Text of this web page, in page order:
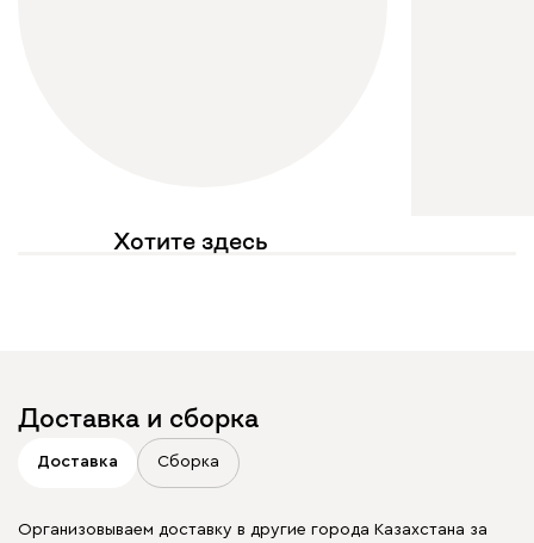
Хотите здесь
Доставка и сборка
Доставка Сборка
Организовываем доставку в другие города Казахстана за